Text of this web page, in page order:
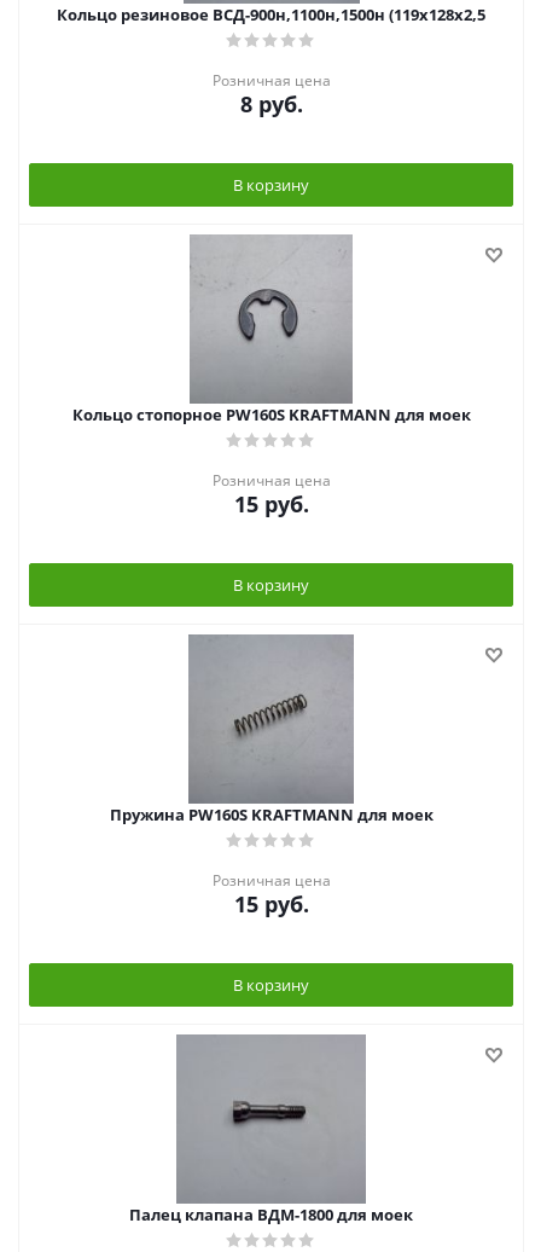
Кольцо резиновое ВСД-900н,1100н,1500н (119х128х2,5
Розничная цена
8руб.
В корзину
Кольцо стопорное PW160S KRAFTMANN для моек
Розничная цена
15руб.
В корзину
Пружина PW160S KRAFTMANN для моек
Розничная цена
15руб.
В корзину
Палец клапана ВДМ-1800 для моек